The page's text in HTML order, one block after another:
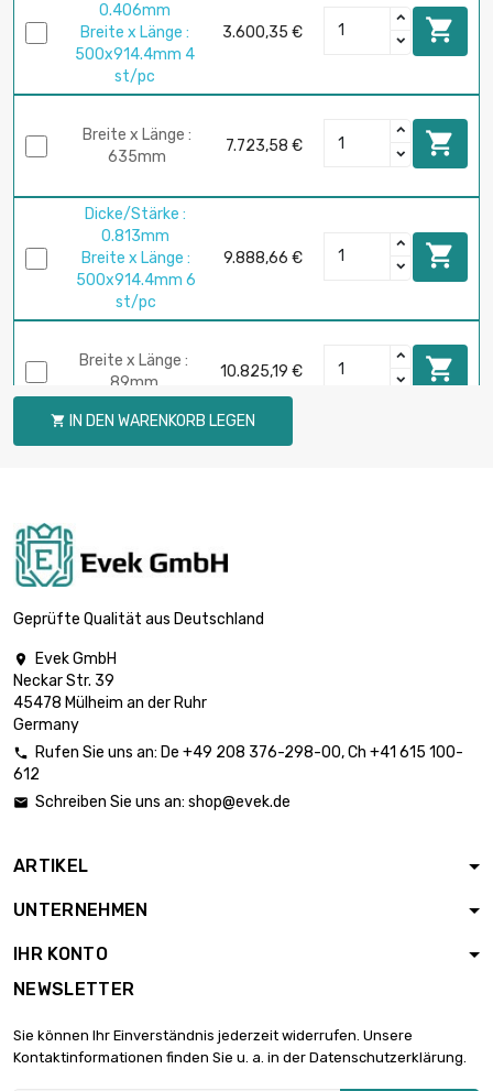
0.406mm
Breite x Länge :
500x914.4mm 4
st/pc
3.600,35 € 
Breite x Länge :
635mm
7.723,58 € 
Dicke/Stärke :
0.813mm
Breite x Länge :
500x914.4mm 6
st/pc
9.888,66 € 
Breite x Länge :
89mm
10.825,19 € 
1.016mm
500x914.4mm
3.295,47 €
500x500mm
Dicke/Stärke :
1.143mm
Dicke/Stärke :
Breite x Länge :
500x500mm
Breite x Länge :
Dicke/Stärke :
Breite x Länge :
 IN DEN WARENKORB LEGEN
Geprüfte Qualität aus Deutschland

Evek GmbH
Neckar Str. 39
45478 Mülheim an der Ruhr
Germany
 Rufen Sie uns an: De +49 208 376-298-00, Ch +41 615 100-
612
 Schreiben Sie uns an: shop@evek.de
ARTIKEL
UNTERNEHMEN
IHR KONTO
NEWSLETTER
Sie können Ihr Einverständnis jederzeit widerrufen. Unsere
Kontaktinformationen finden Sie u. a. in der Datenschutzerklärung.